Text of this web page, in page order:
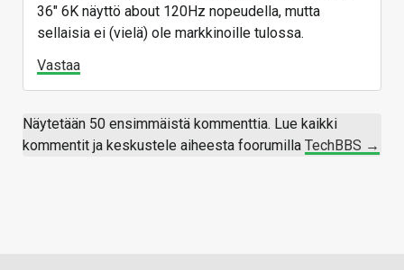
36" 6K näyttö about 120Hz nopeudella, mutta
sellaisia ei (vielä) ole markkinoille tulossa.
Vastaa
Näytetään 50 ensimmäistä kommenttia. Lue kaikki
kommentit ja keskustele aiheesta foorumilla TechBBS →